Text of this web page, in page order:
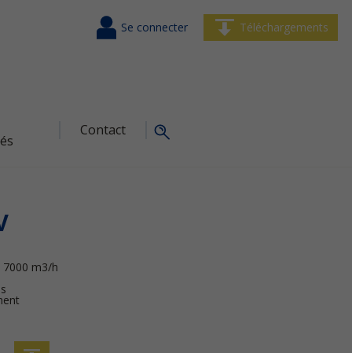
Contact
Se connecter Téléchargements
7000 m3/h